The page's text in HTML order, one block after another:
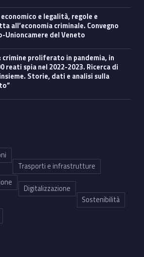
all’economia criminale. Convegno
Unioncamere del Veneto
reati spia nel 2022-2023. Ricerca di
Storie, dati e analisi sulla
Trasporti e infrastrutture
Digitalizzazione
Sostenibilità